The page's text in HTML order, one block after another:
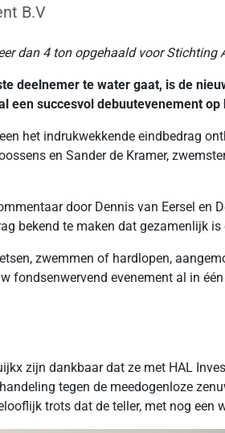
B.V
dan 4 ton opgehaald voor Stichting
deelnemer te water gaat, is de
een succesvol debuutevenement
het indrukwekkende eindbedrag
en Sander de Kramer,
door Dennis van Eersel en
bekend te maken dat gezamenlijk
zwemmen of hardlopen,
fondsenwervend evenement al in
zijn dankbaar dat ze met HAL
tegen de meedogenloze
trots dat de teller, met nog